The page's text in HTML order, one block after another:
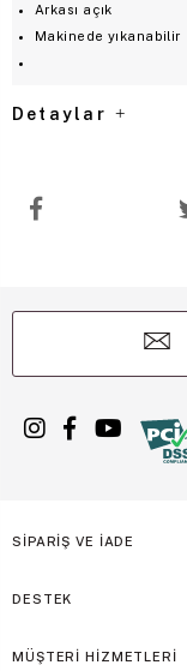
Arkası açık
Makinede yıkanabilir
Detaylar
SİPARİŞ VE İADE
DESTEK
MÜŞTERİ HİZMETLERİ